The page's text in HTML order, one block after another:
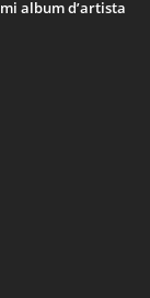
album d’artista